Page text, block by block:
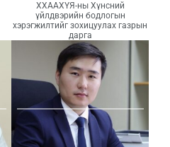
ХХААХҮЯ-ны Хүнсний
үйлдвэрийн бодлогын
хэрэгжилтийг зохицуулах газрын
дарга